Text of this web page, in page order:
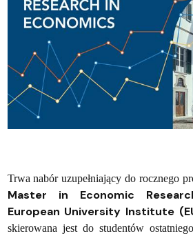
Trwa nabór uzupełniający do rocznego
Master in Economic
European University Institute
skierowana jest do studentów